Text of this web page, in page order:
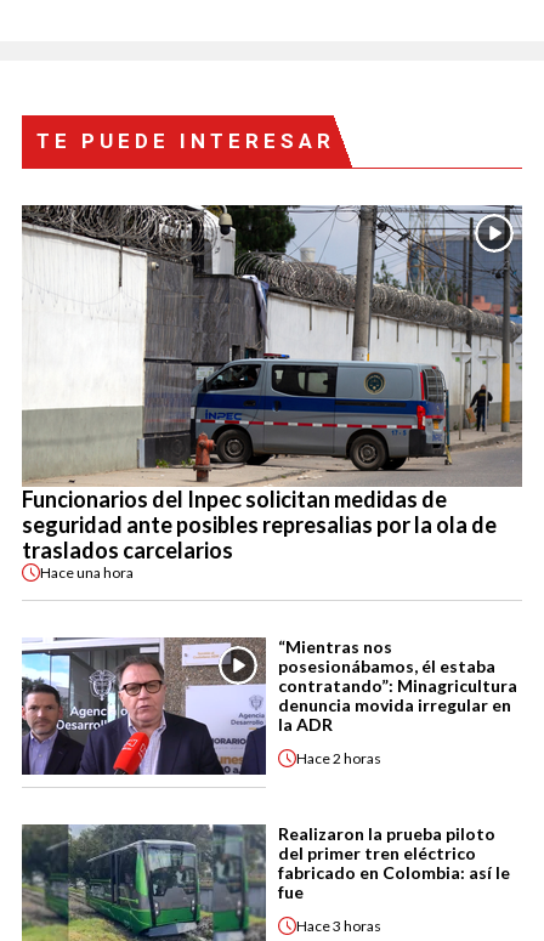
TE PUEDE INTERESAR
Funcionarios del Inpec solicitan medidas de
seguridad ante posibles represalias por la ola de
traslados carcelarios
Haceuna hora
“Mientras nos
posesionábamos, él estaba
contratando”: Minagricultura
denuncia movida irregular en
la ADR
Hace2 horas
Realizaron la prueba piloto
del primer tren eléctrico
fabricado en Colombia: así le
fue
Hace3 horas